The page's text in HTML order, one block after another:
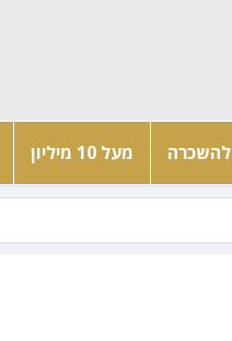
להשכרה מעל 10 מיליון